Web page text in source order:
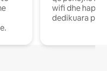
wifi dhe
dedikuara